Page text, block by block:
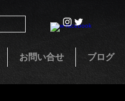
お問い合せ ブログ